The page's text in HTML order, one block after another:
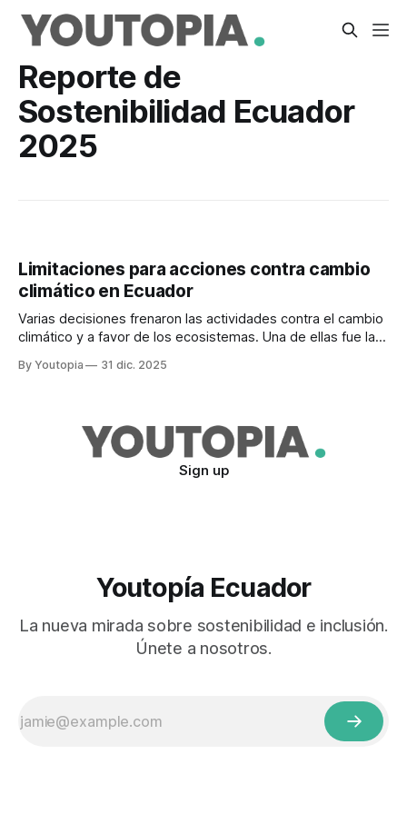
Reporte de
Sostenibilidad Ecuador
2025
Limitaciones para acciones contra cambio
climático en Ecuador
Varias decisiones frenaron las actividades contra el cambio
climático y a favor de los ecosistemas. Una de ellas fue la
By Youtopia 31 dic. 2025
Sign up
Youtopía Ecuador
La nueva mirada sobre sostenibilidad e inclusión.
Únete a nosotros.